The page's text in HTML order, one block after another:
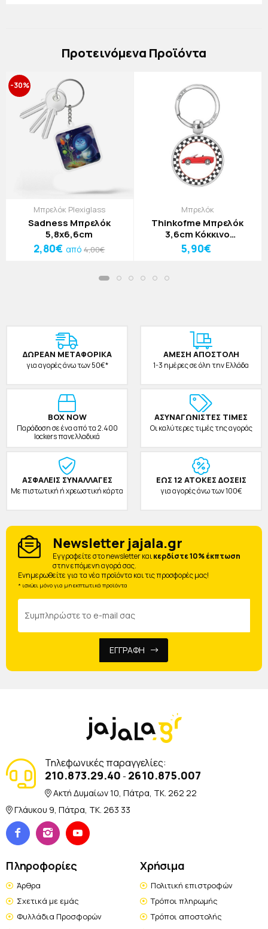
Πρoτεινόμενα Προϊόντα
-30%
Μπρελόκ Plexiglass
Sadness Μπρελόκ
5,8x6,6cm
2,80€ από4,00€
Μπρελόκ
Thinkofme Μπρελόκ
3,6cm Κόκκινο
Αυτοκίνητο
5,90€
ΔΩΡΕAΝ ΜΕΤΑΦΟΡΙΚΑ
για αγορές άνω των 50€*
ΑΜΕΣΗ ΑΠΟΣΤΟΛΗ
1-3 ημέρες σε όλη την Ελλάδα
BOX NOW
Παράδοση σε ένα από τα 2.400
lockers πανελλαδικά
ΑΣΥΝΑΓΩΝΙΣΤΕΣ ΤΙΜΕΣ
Οι καλύτερες τιμές της αγοράς
ΑΣΦΑΛΕΙΣ ΣΥΝΑΛΛΑΓΕΣ
Με πιστωτική ή χρεωστική κάρτα
ΕΩΣ 12 ΑΤΟΚΕΣ ΔΟΣΕΙΣ
για αγορές άνω των 100€
Newsletter jajala.gr
Eγγραφείτε στο newsletter καικερδίστε 10% έκπτωση
στην επόμενη αγορά σας.
Ενημερωθείτε για τα νέα προϊόντα και τις προσφορές μας!
* ισχύει μόνο για μη εκπτωτικά προϊόντα
ΕΓΓΡΑΦΗ
Τηλεφωνικές παραγγελίες:
210.873.29.40 - 2610.875.007
Ακτή Δυμαίων 10, Πάτρα, TK. 262 22
Γλάυκου 9, Πάτρα, TK. 263 33
Πληροφορίες
Άρθρα
Σχετικά με εμάς
Φυλλάδια Προσφορών
Χρήσιμα
Πολιτική επιστροφών
Τρόποι πληρωμής
Τρόποι αποστολής